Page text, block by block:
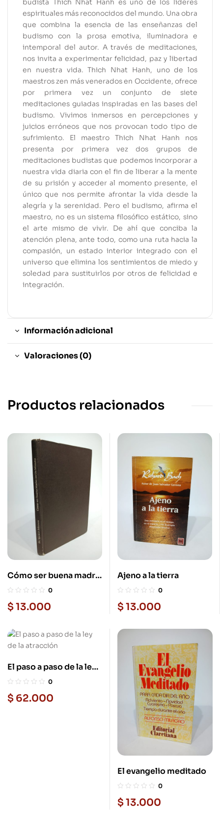
budista Thich Nhat Hanh es uno de los líderes
espirituales más reconocidos del mundo. Una obra
que combina la esencia de las enseñanzas del
budismo con la prosa emotiva, iluminadora e
intemporal del autor. A través de meditaciones,
nos invita a experimentar felicidad, paz y libertad
en nuestra vida. Thich Nhat Hanh, uno de los
maestros zen más venerados en Occidente, ofrece
por primera vez un conjunto de siete
meditaciones guiadas inspiradas en las bases del
budismo. Vivimos inmersos en percepciones y
juicios erróneos que nos provocan todo tipo de
sufrimiento. El maestro Thich Nhat Hanh nos
presenta por primera vez dos grupos de
meditaciones budistas que podemos incorporar a
nuestra vida diaria con el fin de liberar a la mente
de su prisión y acceder al momento presente, el
único que nos permite afrontar la vida desde la
alegría y la serenidad. Pero el budismo, afirma el
maestro, no es un sistema filosófico estático, sino
el arte mismo de vivir. De ahí que conciba la
atención plena, ante todo, como una ruta hacia la
compasión, un estado interior integrado con el
universo que elimina los sentimientos de miedo y
soledad para sustituirlos por otros de felicidad e
integración.
Información adicional
Valoraciones (0)
Productos relacionados
Cómo ser buena madre
en un minuto
0
$13.000
Ajeno a la tierra
0
$13.000
El paso a paso de la ley
de la atracción
0
$ 62.000
El evangelio meditado
0
$13.000